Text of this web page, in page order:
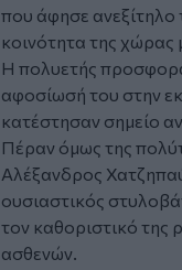
που άφησε ανεξίτηλο
κοινότητα της χώρας
Η πολυετής
αφοσίωσή του στην
κατέστησαν σημείο
Πέραν όμως της
Αλέξανδρος
ουσιαστικός
τον καθοριστικό της
ασθενών.